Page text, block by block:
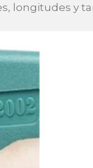
longitudes y